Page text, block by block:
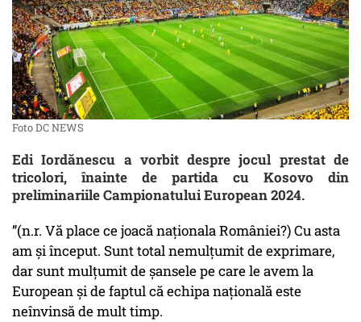
Foto DC NEWS
Edi Iordănescu a vorbit despre jocul prestat de
tricolori, înainte de partida cu Kosovo din
preliminariile Campionatului European 2024.
”(n.r. Vă place ce joacă naționala României?) Cu asta
am și început. Sunt total nemulțumit de exprimare,
dar sunt mulțumit de șansele pe care le avem la
European și de faptul că echipa națională este
neînvinsă de mult timp.